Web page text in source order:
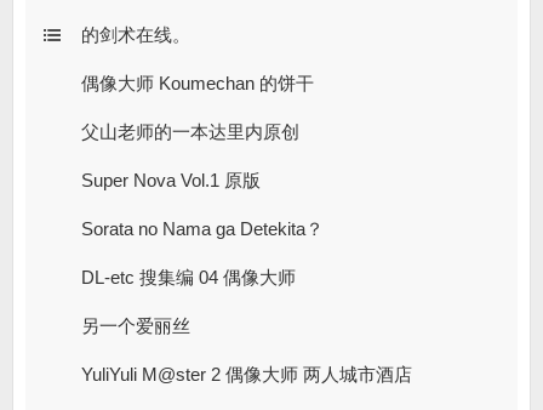
的剑术在线。
偶像大师 Koumechan 的饼干
父山老师的一本达里内原创
Super Nova Vol.1 原版
Sorata no Nama ga Detekita？
DL-etc 搜集编 04 偶像大师
另一个爱丽丝
YuliYuli M@ster 2 偶像大师 两人城市酒店